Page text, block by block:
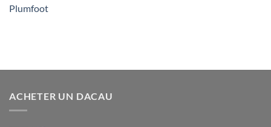
Plumfoot
ACHETER UN DACAU